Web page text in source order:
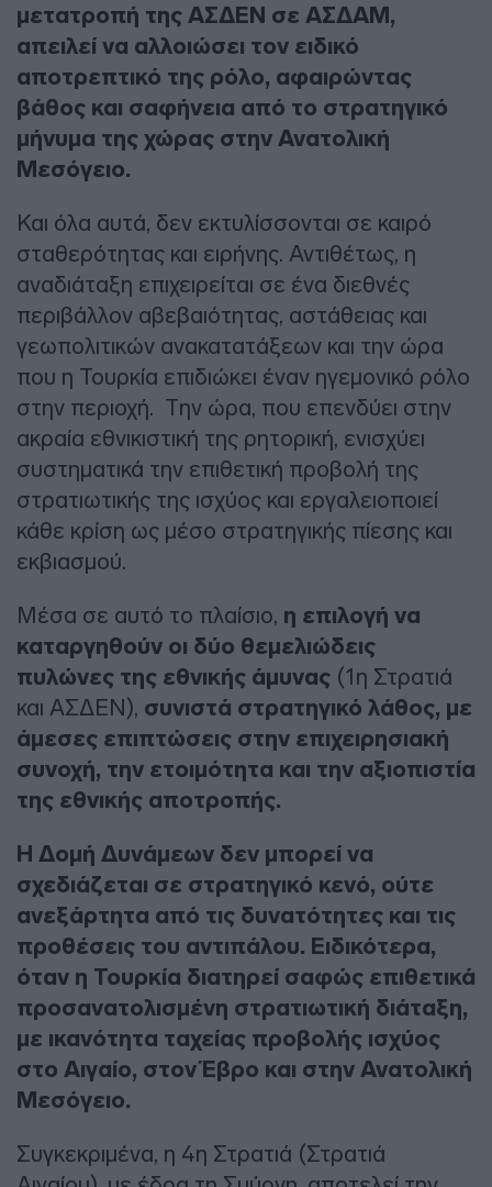
μετατροπή της ΑΣΔΕΝ σε ΑΣΔΑΜ,
απειλεί να αλλοιώσει τον ειδικό
αποτρεπτικό της ρόλο, αφαιρώντας
βάθος και σαφήνεια από το στρατηγικό
μήνυμα της χώρας στην Ανατολική
Μεσόγειο.
Και όλα αυτά, δεν εκτυλίσσονται σε καιρό
σταθερότητας και ειρήνης. Αντιθέτως, η
αναδιάταξη επιχειρείται σε ένα διεθνές
περιβάλλον αβεβαιότητας, αστάθειας και
γεωπολιτικών ανακατατάξεων και την ώρα
που η Τουρκία επιδιώκει έναν ηγεμονικό ρόλο
στην περιοχή. Την ώρα, που επενδύει στην
ακραία εθνικιστική της ρητορική, ενισχύει
συστηματικά την επιθετική προβολή της
στρατιωτικής της ισχύος και εργαλειοποιεί
κάθε κρίση ως μέσο στρατηγικής πίεσης και
εκβιασμού.
Μέσα σε αυτό το πλαίσιο, η επιλογή να
καταργηθούν οι δύο θεμελιώδεις
πυλώνες της εθνικής άμυνας (1η Στρατιά
και ΑΣΔΕΝ), συνιστά στρατηγικό λάθος, με
άμεσες επιπτώσεις στην επιχειρησιακή
συνοχή, την ετοιμότητα και την αξιοπιστία
της εθνικής αποτροπής.
Η Δομή Δυνάμεων δεν μπορεί να
σχεδιάζεται σε στρατηγικό κενό, ούτε
ανεξάρτητα από τις δυνατότητες και τις
προθέσεις του αντιπάλου. Ειδικότερα,
όταν η Τουρκία διατηρεί σαφώς επιθετικά
προσανατολισμένη στρατιωτική διάταξη,
με ικανότητα ταχείας προβολής ισχύος
στο Αιγαίο, στον Έβρο και στην Ανατολική
Μεσόγειο.
Συγκεκριμένα, η 4η Στρατιά (Στρατιά